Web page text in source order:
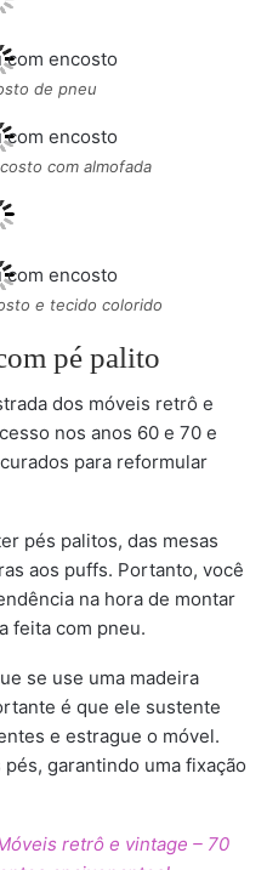
de pneu
com almofada
e tecido colorido
pé palito
dos móveis retrô e
nos anos 60 e 70 e
para reformular
pés palitos, das mesas
aos puffs. Portanto, você
na hora de montar
feita com pneu.
se use uma madeira
é que ele sustente
e estrague o móvel.
garantindo uma fixação
retrô e vintage – 70